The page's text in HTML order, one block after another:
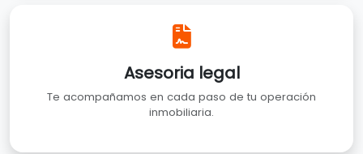
Asesoria legal
Te acompañamos en cada paso de tu operación
inmobiliaria.